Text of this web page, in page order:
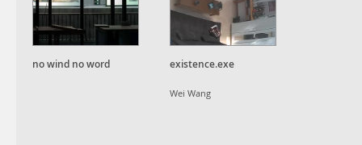
no wind no word existence.exe
Wei Wang